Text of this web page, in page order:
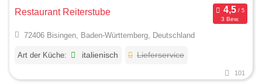
Restaurant Reiterstube
3 Bew.
72406 Bisingen, Baden-Württemberg, Deutschland
Art der Küche: italienisch Lieferservice
101